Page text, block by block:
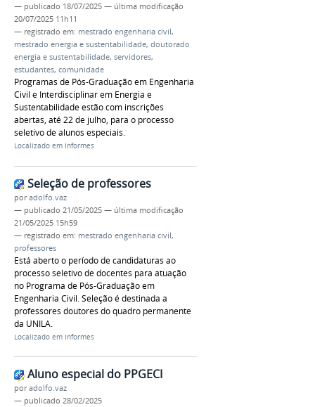
— publicado 18/07/2025 — última modificação
20/07/2025 11h11
— registrado em: mestrado engenharia civil,
mestrado energia e sustentabilidade, doutorado
energia e sustentabilidade, servidores,
estudantes, comunidade
Programas de Pós-Graduação em Engenharia
Civil e Interdisciplinar em Energia e
Sustentabilidade estão com inscrições
abertas, até 22 de julho, para o processo
seletivo de alunos especiais.
Localizado em Informes
Seleção de professores
poradolfo.vaz
— publicado 21/05/2025 — última modificação
21/05/2025 15h59
— registrado em: mestrado engenharia civil,
professores
Está aberto o período de candidaturas ao
processo seletivo de docentes para atuação
no Programa de Pós-Graduação em
Engenharia Civil. Seleção é destinada a
professores doutores do quadro permanente
da UNILA.
Localizado em Informes
Aluno especial do PPGECI
poradolfo.vaz
— publicado 28/02/2025